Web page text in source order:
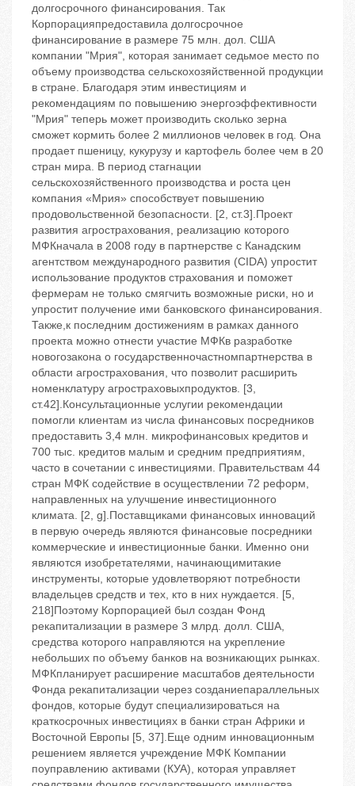
долгосрочного финансирования. Так
Корпорацияпредоставила долгосрочное
финансирование в размере 75 млн. дол. США
компании "Мрия", которая занимает седьмое место по
объему производства сельскохозяйственной продукции
в стране. Благодаря этим инвестициям и
рекомендациям по повышению энергоэффективности
"Мрия" теперь может производить сколько зерна
сможет кормить более 2 миллионов человек в год. Она
продает пшеницу, кукурузу и картофель более чем в 20
стран мира. В период стагнации
сельскохозяйственного производства и роста цен
компания «Мрия» способствует повышению
продовольственной безопасности. [2, ст.3].Проект
развития агрострахования, реализацию которого
МФКначала в 2008 году в партнерстве с Канадским
агентством международного развития (CIDA) упростит
использование продуктов страхования и поможет
фермерам не только смягчить возможные риски, но и
упростит получение ими банковского финансирования.
Также,к последним достижениям в рамках данного
проекта можно отнести участие МФКв разработке
новогозакона о государственночастномпартнерства в
области агрострахования, что позволит расширить
номенклатуру агростраховыхпродуктов. [3,
ст.42].Консультационные услугии рекомендации
помогли клиентам из числа финансовых посредников
предоставить 3,4 млн. микрофинансовых кредитов и
700 тыс. кредитов малым и средним предприятиям,
часто в сочетании с инвестициями. Правительствам 44
стран МФК содействие в осуществлении 72 реформ,
направленных на улучшение инвестиционного
климата. [2, g].Поставщиками финансовых инноваций
в первую очередь являются финансовые посредники
коммерческие и инвестиционные банки. Именно они
являются изобретателями, начинающимитакие
инструменты, которые удовлетворяют потребности
владельцев средств и тех, кто в них нуждается. [5,
218]Поэтому Корпорацией был создан Фонд
рекапитализации в размере 3 млрд. долл. США,
средства которого направляются на укрепление
небольших по объему банков на возникающих рынках.
МФКпланирует расширение масштабов деятельности
Фонда рекапитализации через созданиепараллельных
фондов, которые будут специализироваться на
краткосрочных инвестициях в банки стран Африки и
Восточной Европы [5, 37].Еще одним инновационным
решением является учреждение МФК Компании
поуправлению активами (КУА), которая управляет